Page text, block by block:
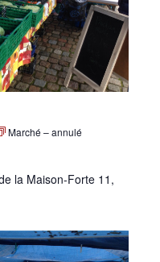
Marché – annulé
la Maison-Forte 11,